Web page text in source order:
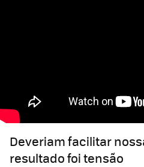
Deveriam facilitar
resultado foi tensão